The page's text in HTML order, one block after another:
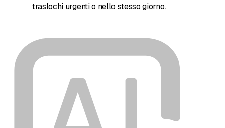
traslochi urgenti o nello stesso giorno.